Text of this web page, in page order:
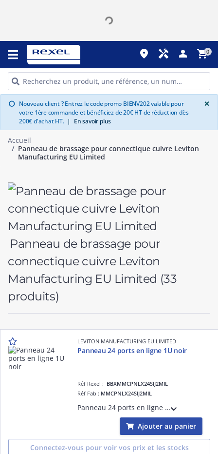
place handyman person shopping_cart0
info Nouveau client ? Entrez le code promo BIENV202 valable pour
votre 1ère commande et bénéficiez de 20€ HT de réduction dès
200€ d'achat HT. | En savoir plus
×
Accueil
Panneau de brassage pour connectique cuivre Leviton
Manufacturing EU Limited
Panneau de brassage pour
connectique cuivre Leviton
Manufacturing EU Limited (33
produits)
LEVITON MANUFACTURING EU LIMITED
Panneau 24 ports en ligne 1U noir
Réf Rexel : BBXMMCPNLX24SIJ2MIL
Réf Fab : MMCPNLX24SIJ2MIL
Panneau 24 ports en ligne 1U noir
Ajouter au panier
Connectez-vous pour voir vos prix et les stocks